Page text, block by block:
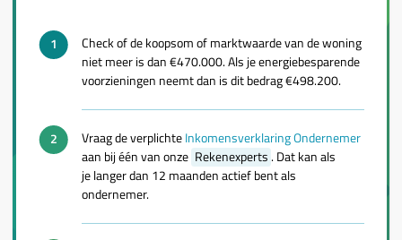
Check of de koopsom of marktwaarde van de woning
niet meer is dan €470.000. Als je energiebesparende
voorzieningen neemt dan is dit bedrag €498.200.
Vraag de verplichteInkomensverklaring Ondernemer
aan bij één van onze Rekenexperts . Dat kan als
je langer dan 12 maanden actief bent als
ondernemer.